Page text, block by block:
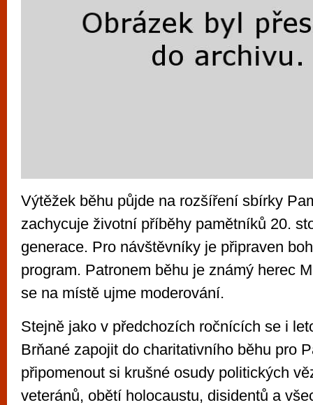
Výtěžek běhu půjde na rozšíření sbírky
zachycuje životní příběhy pamětníků 20.
generace. Pro návštěvníky je připraven
program. Patronem běhu je známý herec
se na místě ujme moderování.
Stejně jako v předchozích ročnících se i
Brňané zapojit do charitativního běhu pro
připomenout si krušné osudy politických
veteránů, obětí holocaustu, disidentů a